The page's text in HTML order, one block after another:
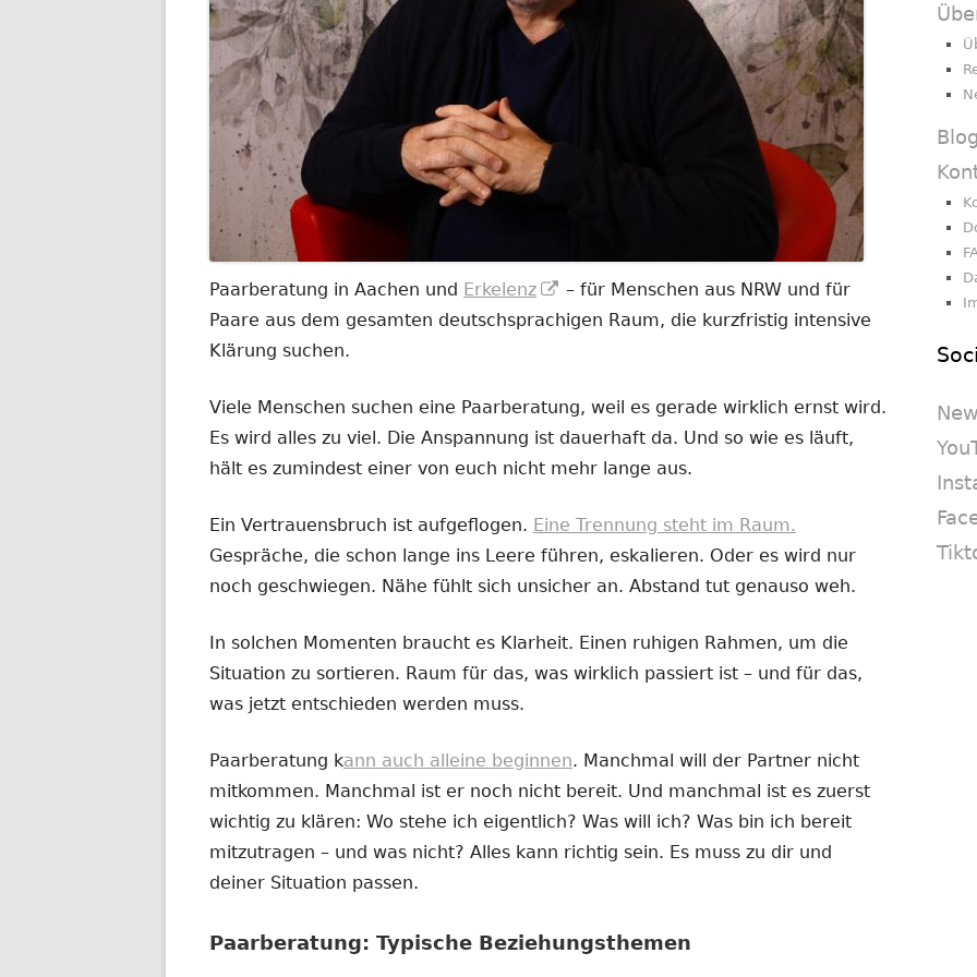
Paarberatung in Aachen und Erkelenz
In
neuem
– für Menschen aus NRW und für
Paare aus dem gesamten deutschsprachigen Raum, die kurzfristig intensive
Klärung suchen.
Viele Menschen suchen eine Paarberatung, weil es gerade wirklich ernst wird.
Es wird alles zu viel. Die Anspannung ist dauerhaft da. Und so wie es läuft,
hält es zumindest einer von euch nicht mehr lange aus.
Ein Vertrauensbruch ist aufgeflogen. Eine Trennung steht im Raum.
Gespräche, die schon lange ins Leere führen, eskalieren. Oder es wird nur
noch geschwiegen. Nähe fühlt sich unsicher an. Abstand tut genauso weh.
In solchen Momenten braucht es Klarheit. Einen ruhigen Rahmen, um die
Situation zu sortieren. Raum für das, was wirklich passiert ist – und für das,
was jetzt entschieden werden muss.
Paarberatung kann auch alleine beginnen. Manchmal will der Partner nicht
mitkommen. Manchmal ist er noch nicht bereit. Und manchmal ist es zuerst
wichtig zu klären: Wo stehe ich eigentlich? Was will ich? Was bin ich bereit
mitzutragen – und was nicht? Alles kann richtig sein. Es muss zu dir und
deiner Situation passen.
Paarberatung: Typische Beziehungsthemen
Blog